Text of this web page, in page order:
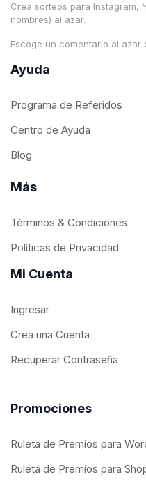
Crea sorteos para Instagram,
nombres) al azar.
Escoge un comentario al azar
Ayuda
Programa de Referidos
Centro de Ayuda
Blog
Más
Términos & Condiciones
Políticas de Privacidad
Mi Cuenta
Ingresar
Crea una Cuenta
Recuperar Contraseña
Promociones
Ruleta de Premios para
Ruleta de Premios para